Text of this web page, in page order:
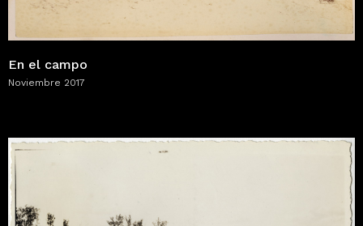
En el campo
Noviembre 2017